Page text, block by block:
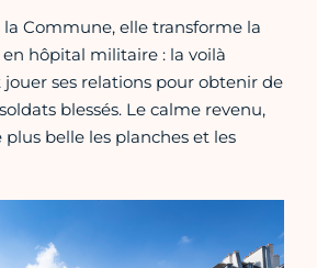
la Commune, elle transforme la
en hôpital militaire : la voilà
ses relations pour obtenir de
blessés. Le calme revenu,
belle les planches et les